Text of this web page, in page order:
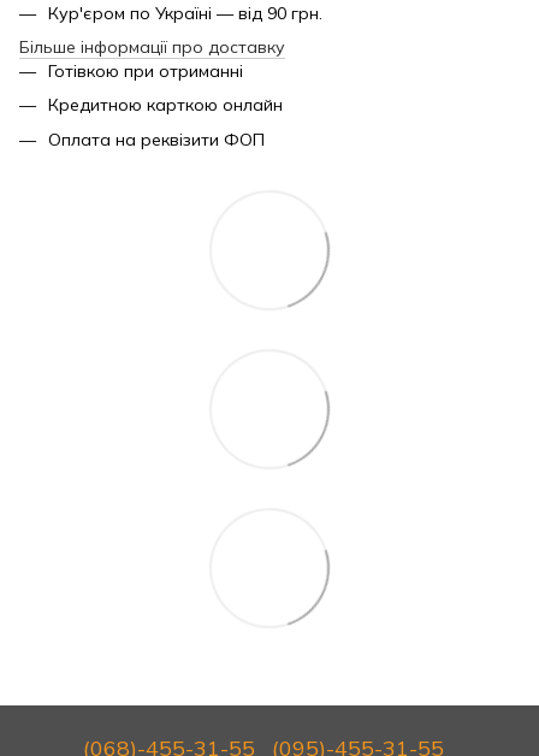
Кур'єром по Україні — від 90 грн.
Більше інформації про доставку
Готівкою при отриманні
Кредитною карткою онлайн
Оплата на реквізити ФОП
(068)-455-31-55 (095)-455-31-55